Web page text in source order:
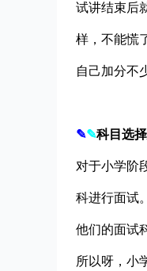
试讲结束后
样，不能慌
自己加分不
✎✎科目选
对于小学阶
科进行面试
他们的面试
所以呀，小